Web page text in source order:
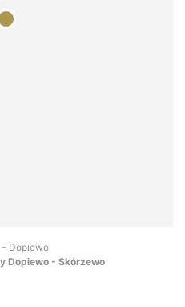
- Dopiewo
Dopiewo - Skórzewo